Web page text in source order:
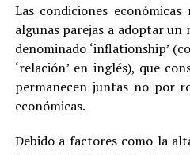
Las condiciones
algunas parejas a adoptar
denominado ‘inflationship’
‘relación’ en inglés), que
permanecen juntas no por
económicas.
Debido a factores como la